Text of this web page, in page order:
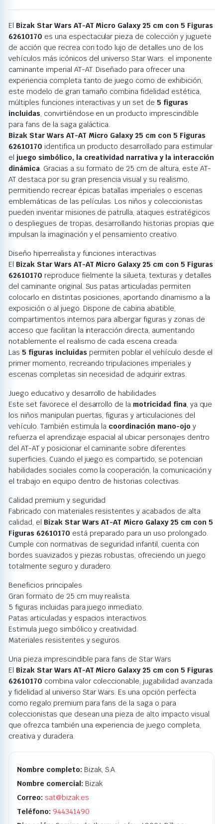
El Bizak Star Wars AT-AT Micro Galaxy 25 cm con 5 Figuras
62610170 es una espectacular pieza de colección y juguete
de acción que recrea con todo lujo de detalles uno de los
vehículos más icónicos del universo Star Wars: el imponente
caminante imperial AT-AT. Diseñado para ofrecer una
experiencia completa tanto de juego como de exhibición,
este modelo de gran tamaño combina fidelidad estética,
múltiples funciones interactivas y un set de 5 figuras
incluidas, convirtiéndose en un producto imprescindible
para fans de la saga galáctica.
Bizak Star Wars AT-AT Micro Galaxy 25 cm con 5 Figuras
62610170 identifica un producto desarrollado para estimular
el juego simbólico, la creatividad narrativa y la interacción
dinámica. Gracias a su formato de 25 cm de altura, este AT-
AT destaca por su gran presencia visual y su realismo,
permitiendo recrear épicas batallas imperiales o escenas
emblemáticas de las películas. Los niños y coleccionistas
pueden inventar misiones de patrulla, ataques estratégicos
o despliegues de tropas, desarrollando historias propias que
impulsan la imaginación y el pensamiento creativo.
Diseño hiperrealista y funciones interactivas
El Bizak Star Wars AT-AT Micro Galaxy 25 cm con 5 Figuras
62610170 reproduce fielmente la silueta, texturas y detalles
del caminante original. Sus patas articuladas permiten
colocarlo en distintas posiciones, aportando dinamismo a la
exposición o al juego. Dispone de cabina abatible,
compartimentos internos para albergar figuras y zonas de
acceso que facilitan la interacción directa, aumentando
notablemente el realismo de cada escena creada.
Las 5 figuras incluidas permiten poblar el vehículo desde el
primer momento, recreando tripulaciones imperiales y
escenas completas sin necesidad de adquirir extras.
Juego educativo y desarrollo de habilidades
Este set favorece el desarrollo de la motricidad fina, ya que
los niños manipulan puertas, figuras y articulaciones del
vehículo. También estimula la coordinación mano-ojo y
refuerza el aprendizaje espacial al ubicar personajes dentro
del AT-AT y posicionar el caminante sobre diferentes
superficies. Cuando el juego es compartido, se potencian
habilidades sociales como la cooperación, la comunicación y
el trabajo en equipo dentro de historias colectivas.
Calidad premium y seguridad
Fabricado con materiales resistentes y acabados de alta
calidad, el Bizak Star Wars AT-AT Micro Galaxy 25 cm con 5
Figuras 62610170 está preparado para un uso prolongado.
Cumple con normativas de seguridad infantil, cuenta con
bordes suavizados y piezas robustas, ofreciendo un juego
totalmente seguro y duradero.
Beneficios principales
Gran formato de 25 cm muy realista.
5 figuras incluidas para juego inmediato.
Patas articuladas y espacios interactivos.
Estimula juego simbólico y creatividad.
Materiales resistentes y seguros.
Una pieza imprescindible para fans de Star Wars
El Bizak Star Wars AT-AT Micro Galaxy 25 cm con 5 Figuras
62610170 combina valor coleccionable, jugabilidad avanzada
y fidelidad al universo Star Wars. Es una opción perfecta
como regalo premium para fans de la saga o para
coleccionistas que desean una pieza de alto impacto visual
que ofrezca también una experiencia de juego completa,
creativa y duradera.
Nombre completo: Bizak, S.A.
Nombre comercial: Bizak
Correo: sat@bizak.es
Teléfono: 944341490